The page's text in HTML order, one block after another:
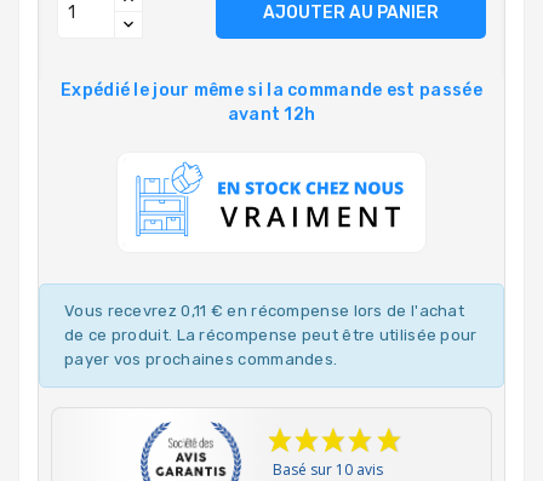
AJOUTER AU PANIER
Expédié le jour même si la commande est passée
avant 12h
Vous recevrez 0,11 € en récompense lors de l'achat
de ce produit. La récompense peut être utilisée pour
payer vos prochaines commandes.
Basé sur 10 avis